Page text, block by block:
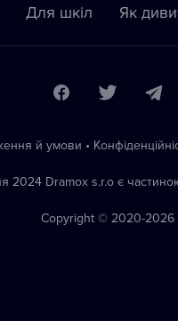
Для шкіл Як
й умови •
2024 Dramox s.r.o є
Copyright © 2020-2026